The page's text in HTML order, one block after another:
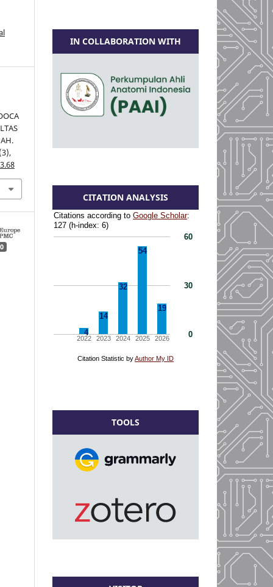
(3),
0
IN COLLABORATION WITH
CITATION ANALYSIS
TOOLS